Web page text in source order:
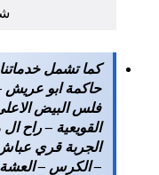
كما تشمل
حاكمة ابو عريش
فلس البيض
القويعية – راح
الجربة قري عباش
– الكرس – العشة